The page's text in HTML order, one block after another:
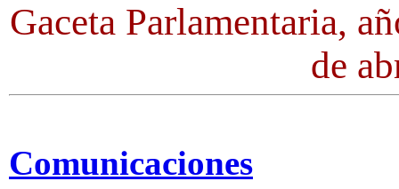
Gaceta Parlamentaria,
de
Comunicaciones